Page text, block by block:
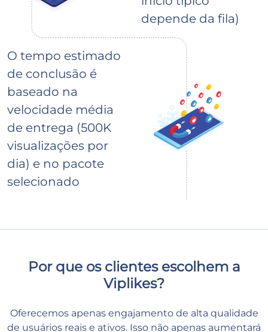
depende da fila)
O tempo estimado
de conclusão é
baseado na
velocidade média
de entrega (500K
visualizações por
dia) e no pacote
selecionado
Por que os clientes escolhem a
Viplikes?
Oferecemos apenas engajamento de alta qualidade
de usuários reais e ativos. Isso não apenas aumentará